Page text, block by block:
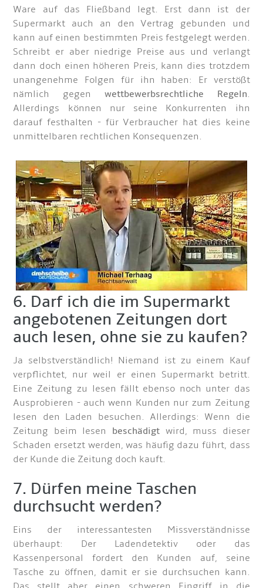
Ware auf das Fließband legt. Erst dann ist der
Supermarkt auch an den Vertrag gebunden und
kann auf einen bestimmten Preis festgelegt werden.
Schreibt er aber niedrige Preise aus und verlangt
dann doch einen höheren Preis, kann dies trotzdem
unangenehme Folgen für ihn haben: Er verstößt
nämlich gegen wettbewerbsrechtliche Regeln.
Allerdings können nur seine Konkurrenten ihn
darauf festhalten - für Verbraucher hat dies keine
unmittelbaren rechtlichen Konsequenzen.
6. Darf ich die im Supermarkt
angebotenen Zeitungen dort
auch lesen, ohne sie zu kaufen?
Ja selbstverständlich! Niemand ist zu einem Kauf
verpflichtet, nur weil er einen Supermarkt betritt.
Eine Zeitung zu lesen fällt ebenso noch unter das
Ausprobieren - auch wenn Kunden nur zum Zeitung
lesen den Laden besuchen. Allerdings: Wenn die
Zeitung beim lesen beschädigt wird, muss dieser
Schaden ersetzt werden, was häufig dazu führt, dass
der Kunde die Zeitung doch kauft.
7. Dürfen meine Taschen
durchsucht werden?
Eins der interessantesten Missverständnisse
überhaupt: Der Ladendetektiv oder das
Kassenpersonal fordert den Kunden auf, seine
Tasche zu öffnen, damit er sie durchsuchen kann.